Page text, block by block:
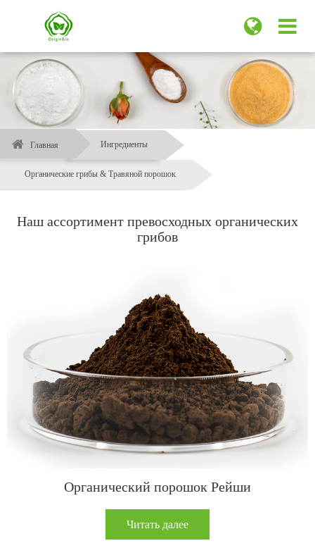
Главная Ингредиенты
Органические грибы & Травяной порошок
Наш ассортимент превосходных органических
грибов
Органический порошок Рейши
Читать далее